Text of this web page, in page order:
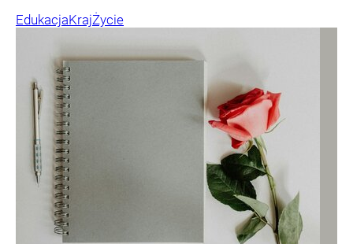
EdukacjaKrajŻycie